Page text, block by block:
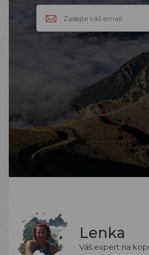
Lenka
Váš expert na